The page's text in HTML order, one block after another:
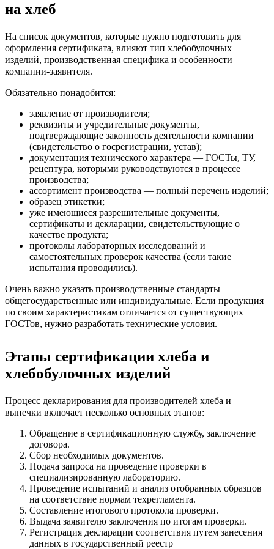
на хлеб
На список документов, которые нужно подготовить для
оформления сертификата, влияют тип хлебобулочных
изделий, производственная специфика и особенности
компании-заявителя.
Обязательно понадобится:
заявление от производителя;
реквизиты и учредительные документы,
подтверждающие законность деятельности компании
(свидетельство о госрегистрации, устав);
документация технического характера — ГОСТы, ТУ,
рецептура, которыми руководствуются в процессе
производства;
ассортимент производства — полный перечень изделий;
образец этикетки;
уже имеющиеся разрешительные документы,
сертификаты и декларации, свидетельствующие о
качестве продукта;
протоколы лабораторных исследований и
самостоятельных проверок качества (если такие
испытания проводились).
Очень важно указать производственные стандарты —
общегосударственные или индивидуальные. Если продукция
по своим характеристикам отличается от существующих
ГОСТов, нужно разработать технические условия.
Этапы сертификации хлеба и
хлебобулочных изделий
Процесс декларирования для производителей хлеба и
выпечки включает несколько основных этапов:
Обращение в сертификационную службу, заключение
договора.
Сбор необходимых документов.
Подача запроса на проведение проверки в
специализированную лабораторию.
Проведение испытаний и анализ отобранных образцов
на соответствие нормам техрегламента.
Составление итогового протокола проверки.
Выдача заявителю заключения по итогам проверки.
Регистрация декларации соответствия путем занесения
данных в государственный реестр